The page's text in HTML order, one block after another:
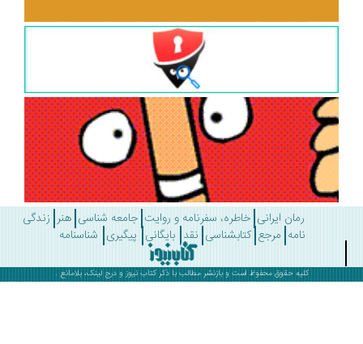
رمان ایرانی خاطره، سفرنامه و روایت جامعه شناسی هنر زندگی
مرجع کتابشناسی نقد بایگانی پیگیری شناسنامه
کلیه حقوق محفوظ است و بازنشر مطالب با ذکرکتاب نیوز و درج لینک، بلامانع .